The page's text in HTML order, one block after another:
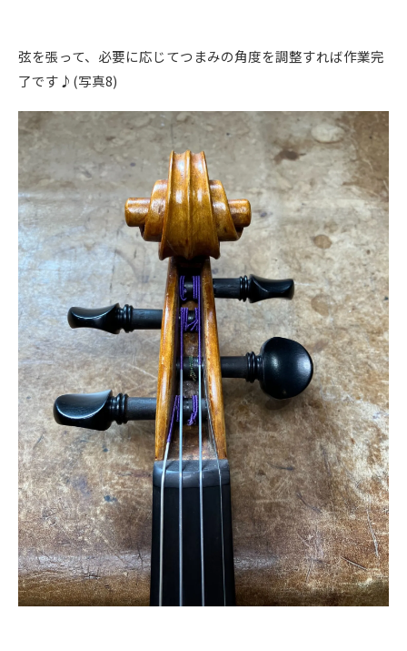
弦を張って、必要に応じてつまみの角度を調整すれば作業完
了です♪(写真8)